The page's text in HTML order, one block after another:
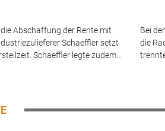
Abschaffung der Rente mit
Schaeffler setzt
Schaeffler legte zudem...
Bei
die